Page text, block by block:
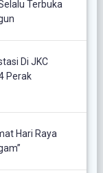
Terbuka
Di JKC
Perak
Hari Raya